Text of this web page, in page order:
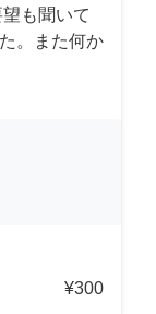
も聞いて
。また何か
¥300